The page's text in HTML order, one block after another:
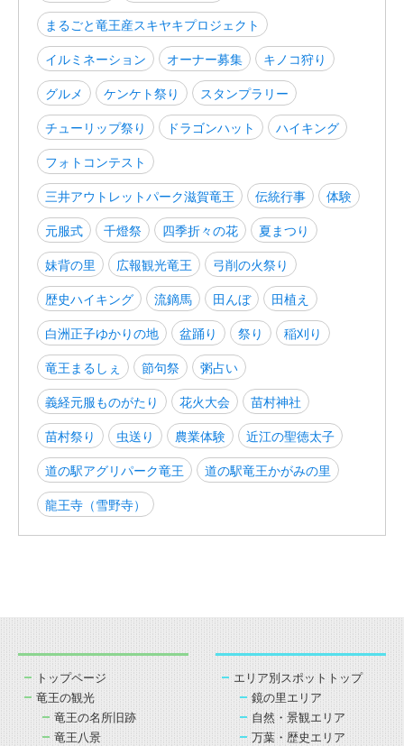
まるごと竜王産スキヤキプロジェクト
イルミネーション
オーナー募集
キノコ狩り
グルメ
ケンケト祭り
スタンプラリー
チューリップ祭り
ドラゴンハット
ハイキング
フォトコンテスト
三井アウトレットパーク滋賀竜王
伝統行事
体験
元服式
千燈祭 四季折々の花
夏まつり
妹背の里
広報観光竜王
弓削の火祭り
歴史ハイキング
流鏑馬 田んぼ
田植え
白洲正子ゆかりの地
盆踊り 祭り
稲刈り
竜王まるしぇ
節句祭
粥占い
義経元服ものがたり
花火大会
苗村神社
苗村祭り
虫送り 農業体験
近江の聖徳太子
道の駅アグリパーク竜王
道の駅竜王かがみの里
龍王寺（雪野寺）
トップページ
竜王の観光
竜王の名所旧跡
竜王八景
エリア別スポットトップ
鏡の里エリア
自然・景観エリア
万葉・歴史エリア